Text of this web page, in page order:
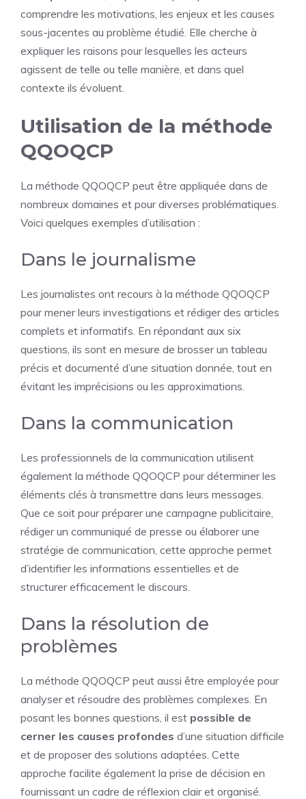
comprendre les motivations, les enjeux et les causes
sous-jacentes au problème étudié. Elle cherche à
expliquer les raisons pour lesquelles les acteurs
agissent de telle ou telle manière, et dans quel
contexte ils évoluent.
Utilisation de la méthode
QQOQCP
La méthode QQOQCP peut être appliquée dans de
nombreux domaines et pour diverses problématiques.
Voici quelques exemples d’utilisation :
Dans le journalisme
Les journalistes ont recours à la méthode QQOQCP
pour mener leurs investigations et rédiger des articles
complets et informatifs. En répondant aux six
questions, ils sont en mesure de brosser un tableau
précis et documenté d’une situation donnée, tout en
évitant les imprécisions ou les approximations.
Dans la communication
Les professionnels de la communication utilisent
également la méthode QQOQCP pour déterminer les
éléments clés à transmettre dans leurs messages.
Que ce soit pour préparer une campagne publicitaire,
rédiger un communiqué de presse ou élaborer une
stratégie de communication, cette approche permet
d’identifier les informations essentielles et de
structurer efficacement le discours.
Dans la résolution de
problèmes
La méthode QQOQCP peut aussi être employée pour
analyser et résoudre des problèmes complexes. En
posant les bonnes questions, il est possible de
cerner les causes profondes d’une situation difficile
et de proposer des solutions adaptées. Cette
approche facilite également la prise de décision en
fournissant un cadre de réflexion clair et organisé.